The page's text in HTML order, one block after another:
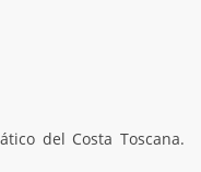
del Costa Toscana.